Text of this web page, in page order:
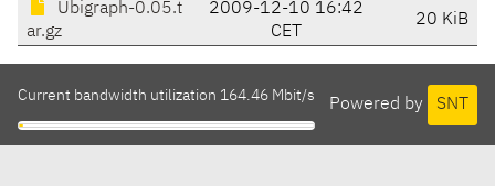
Ubigraph-0.05.t
ar.gz
2009-12-10 16:42
CET
20 KiB
Powered by SNT
Current bandwidth utilization 164.46 Mbit/s